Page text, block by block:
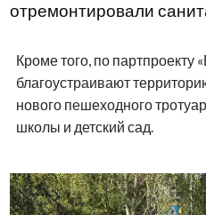
отремонтировали
Кроме того, по партпроекту
благоустраивают
нового пешеходного
школы и детский сад.